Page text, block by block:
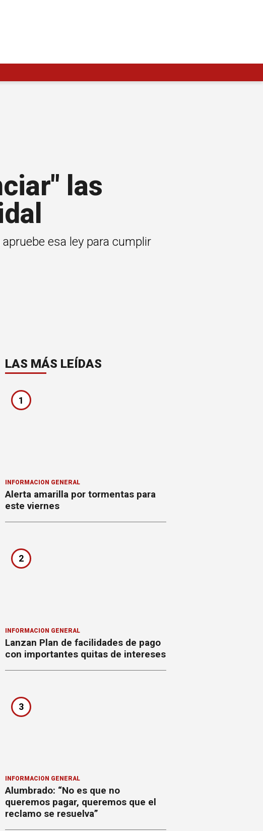
las
esa ley para cumplir
LAS MÁS LEÍDAS
1
INFORMACION GENERAL
Alerta amarilla por tormentas para
este viernes
2
INFORMACION GENERAL
Lanzan Plan de facilidades de pago
con importantes quitas de intereses
3
INFORMACION GENERAL
Alumbrado: “No es que no
queremos pagar, queremos que el
reclamo se resuelva”